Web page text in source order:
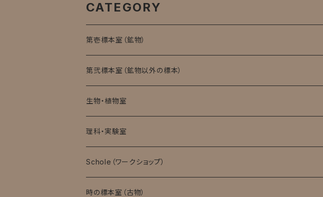
CATEGORY
第壱標本室（鉱物）
第弐標本室（鉱物以外の標本）
生物・植物室
理科・実験室
モバイル顕微鏡
実験消耗品
Schole（ワークショップ）
時の標本室（古物）